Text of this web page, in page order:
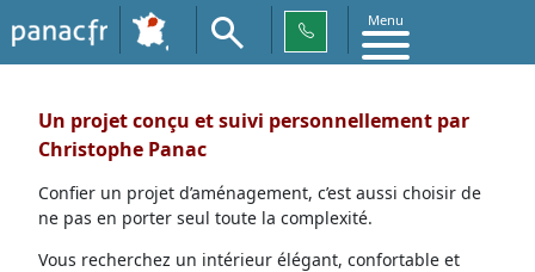
Menu
Un projet conçu et suivi personnellement par
Christophe Panac
Confier un projet d’aménagement, c’est aussi choisir de
ne pas en porter seul toute la complexité.
Vous recherchez un intérieur élégant, confortable et